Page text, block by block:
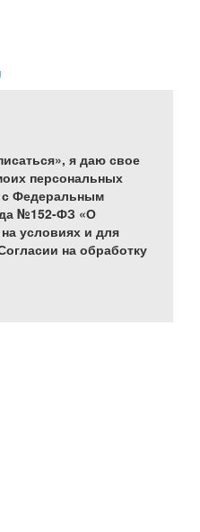
я даю свое
персональных
с Федеральным
№152-ФЗ «О
условиях и для
на обработку